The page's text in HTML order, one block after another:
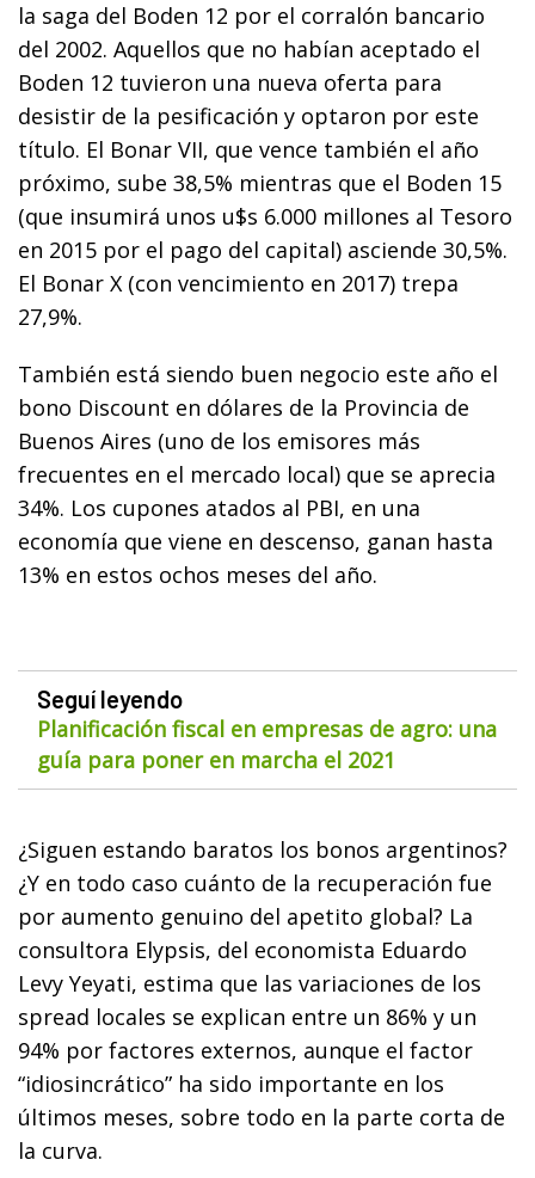
la saga del Boden 12 por el corralón bancario
del 2002. Aquellos que no habían aceptado el
Boden 12 tuvieron una nueva oferta para
desistir de la pesificación y optaron por este
título. El Bonar VII, que vence también el año
próximo, sube 38,5% mientras que el Boden 15
(que insumirá unos u$s 6.000 millones al Tesoro
en 2015 por el pago del capital) asciende 30,5%.
El Bonar X (con vencimiento en 2017) trepa
27,9%.
También está siendo buen negocio este año el
bono Discount en dólares de la Provincia de
Buenos Aires (uno de los emisores más
frecuentes en el mercado local) que se aprecia
34%. Los cupones atados al PBI, en una
economía que viene en descenso, ganan hasta
13% en estos ochos meses del año.
Seguí leyendo
Planificación fiscal en empresas de agro: una
guía para poner en marcha el 2021
¿Siguen estando baratos los bonos argentinos?
¿Y en todo caso cuánto de la recuperación fue
por aumento genuino del apetito global? La
consultora Elypsis, del economista Eduardo
Levy Yeyati, estima que las variaciones de los
spread locales se explican entre un 86% y un
94% por factores externos, aunque el factor
“idiosincrático” ha sido importante en los
últimos meses, sobre todo en la parte corta de
la curva.